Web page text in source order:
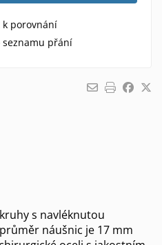
k porovnání
seznamu přání
s navléknutou
náušnic je 17 mm